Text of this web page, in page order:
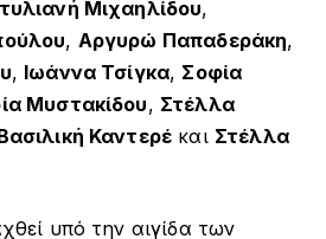
Μιχαηλίδου,
, Αργυρώ Παπαδεράκη,
, Ιωάννα Τσίγκα, Σοφία
Μυστακίδου, Στέλλα
Καντερέ και Στέλλα
υπό την αιγίδα των